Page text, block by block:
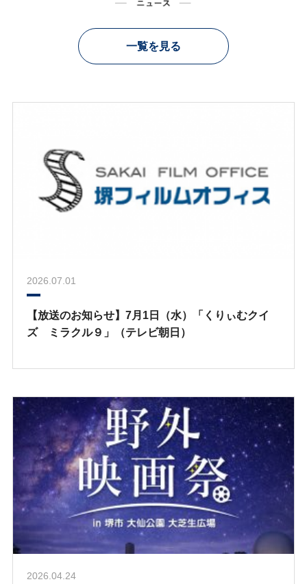
一覧を見る
2026.07.01
【放送のお知らせ】7月1日（水）「くりぃむクイ
ズ ミラクル９」（テレビ朝日）
2026.04.24